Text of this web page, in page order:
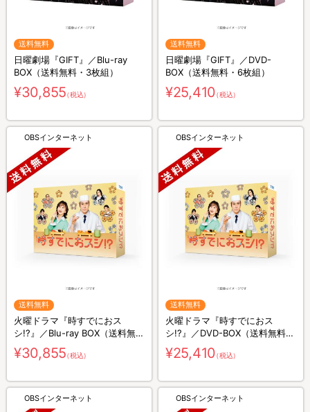
送料無料
日曜劇場『GIFT』／Blu-ray
BOX（送料無料・3枚組）
¥30,855（税込）
送料無料
日曜劇場『GIFT』／DVD-
BOX（送料無料・6枚組）
¥25,410（税込）
OBSインターネット
送料無料
火曜ドラマ『時すでにおス
シ!?』／Blu-ray BOX（送料無
料・3枚組）
¥30,855（税込）
OBSインターネット
送料無料
火曜ドラマ『時すでにおス
シ!?』／DVD-BOX（送料無料・
6枚組）
¥25,410（税込）
OBSインターネット OBSインターネット